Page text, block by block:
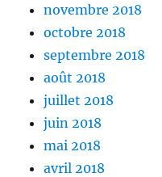
novembre 2018
octobre 2018
septembre 2018
août 2018
juillet 2018
juin 2018
mai 2018
avril 2018